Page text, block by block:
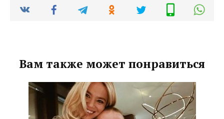
Вам также может понравиться